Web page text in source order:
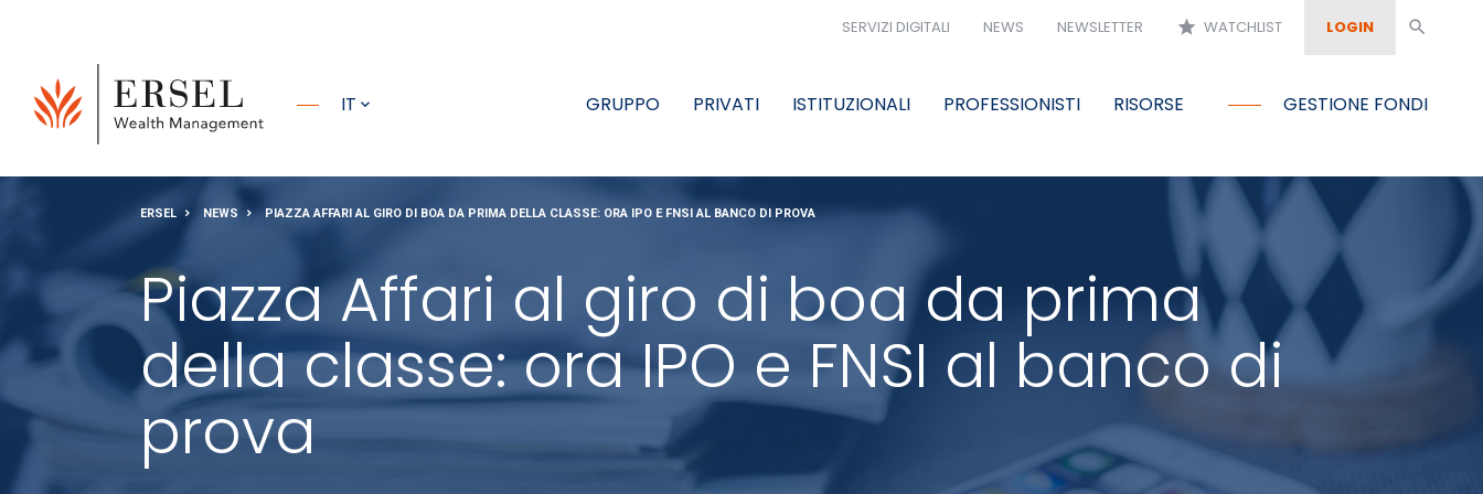
SERVIZI DIGITALI NEWS NEWSLETTER star WATCHLIST LOGIN search
IT GRUPPO PRIVATI ISTITUZIONALI PROFESSIONISTI RISORSE GESTIONE FONDI
ERSEL NEWS PIAZZA AFFARI AL GIRO DI BOA DA PRIMA DELLA CLASSE: ORA IPO E FNSI AL BANCO DI PROVA
Piazza Affari al giro di boa da prima
della classe: ora IPO e FNSI al banco di
prova